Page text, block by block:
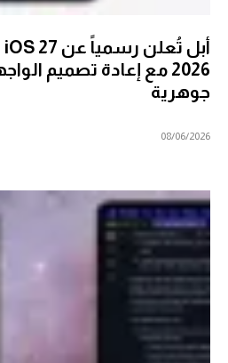
2026 مع إعادة تصميم
جوهرية
08/06/2026